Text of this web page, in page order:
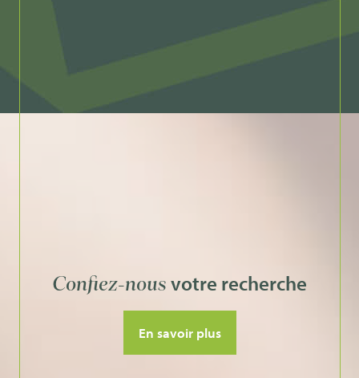
Confiez-nous votre recherche
En savoir plus